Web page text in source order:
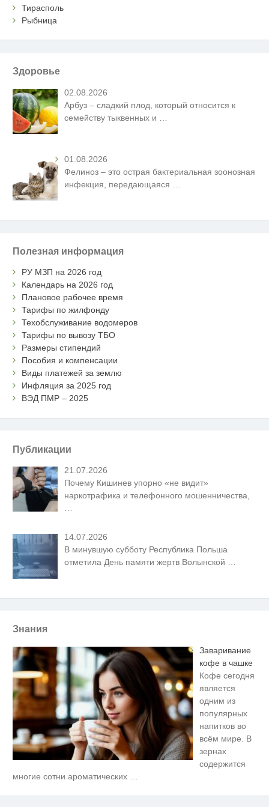
Тирасполь
Рыбница
Здоровье
02.08.2026
Арбуз – сладкий плод, который относится к
семейству тыквенных и
01.08.2026
Фелиноз – это острая бактериальная зоонозная
инфекция, передающаяся
Полезная информация
РУ МЗП на 2026 год
Календарь на 2026 год
Плановое рабочее время
Тарифы по жилфонду
Техобслуживание водомеров
Тарифы по вывозу ТБО
Размеры стипендий
Пособия и компенсации
Виды платежей за землю
Инфляция за 2025 год
ВЭД ПМР – 2025
Публикации
21.07.2026
Почему Кишинев упорно «не видит»
наркотрафика и телефонного мошенничества,
14.07.2026
В минувшую субботу Республика Польша
отметила День памяти жертв Волынской …
Знания
Заваривание
кофе в чашке
Кофе сегодня
является
одним из
популярных
напитков во
всём мире. В
зернах
содержится
многие сотни ароматических
Ржу не переставая, это видео
пересмотришь не раз